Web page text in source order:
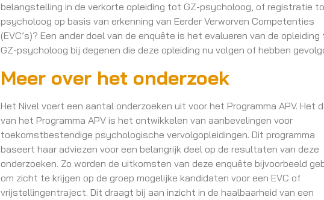
belangstelling in de verkorte opleiding tot GZ-psycholoog, of registratie
psycholoog op basis van erkenning van Eerder Verworven Competenties
(EVC’s)? Een ander doel van de enquête is het evalueren van de
GZ-psycholoog bij degenen die deze opleiding nu volgen of hebben
Meer over het onderzoek
Het Nivel voert een aantal onderzoeken uit voor het Programma APV. Het
van het Programma APV is het ontwikkelen van aanbevelingen voor
toekomstbestendige psychologische vervolgopleidingen. Dit programma
baseert haar adviezen voor een belangrijk deel op de resultaten van deze
onderzoeken. Zo worden de uitkomsten van deze enquête bijvoorbeeld
om zicht te krijgen op de groep mogelijke kandidaten voor een EVC of
vrijstellingentraject. Dit draagt bij aan inzicht in de haalbaarheid van een